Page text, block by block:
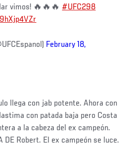
vimos! 🔥🔥🔥 #UFC298
February 18,
llega con jab potente. Ahora con
con patada baja pero Costa
a la cabeza del ex campeón.
DE Robert. El ex campeón se luce.